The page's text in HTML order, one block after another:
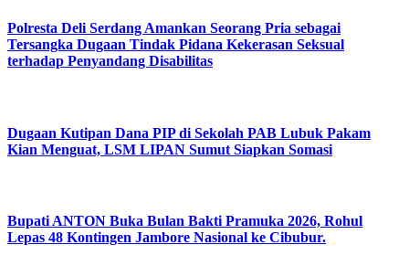
Polresta Deli Serdang Amankan Seorang Pria sebagai
Tersangka Dugaan Tindak Pidana Kekerasan Seksual
terhadap Penyandang Disabilitas
Dugaan Kutipan Dana PIP di Sekolah PAB Lubuk Pakam
Kian Menguat, LSM LIPAN Sumut Siapkan Somasi
Bupati ANTON Buka Bulan Bakti Pramuka 2026, Rohul
Lepas 48 Kontingen Jambore Nasional ke Cibubur.